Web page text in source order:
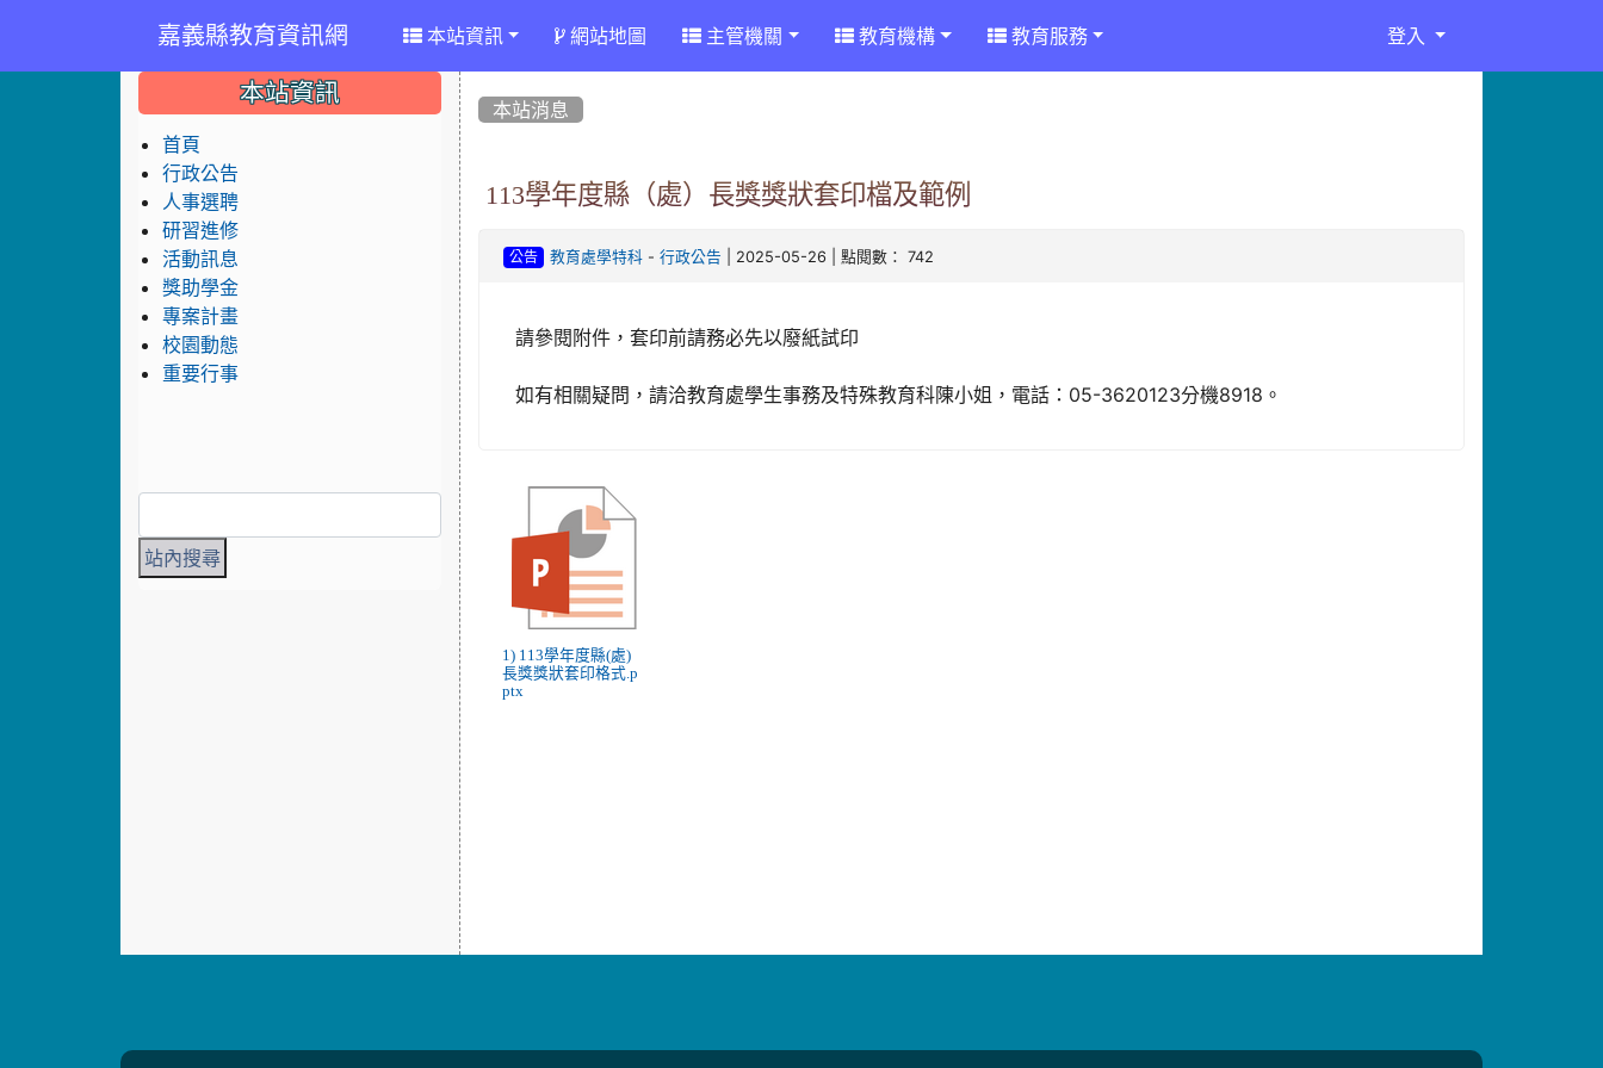
嘉義縣教育資訊網 本站資訊 網站地圖 主管機關 教育機構 教育服務 登入
本站消息
113學年度縣（處）長獎獎狀套印檔及範例
公告 教育處學特科 - 行政公告 | 2025-05-26 | 點閱數： 742
請參閱附件，套印前請務必先以廢紙試印
如有相關疑問，請洽教育處學生事務及特殊教育科陳小姐，電話：05-3620123分機8918。
1) 113學年度縣(處)
長獎獎狀套印格式.p
ptx
::: 本站資訊
首頁
行政公告
人事選聘
研習進修
活動訊息
獎助學金
專案計畫
校園動態
重要行事